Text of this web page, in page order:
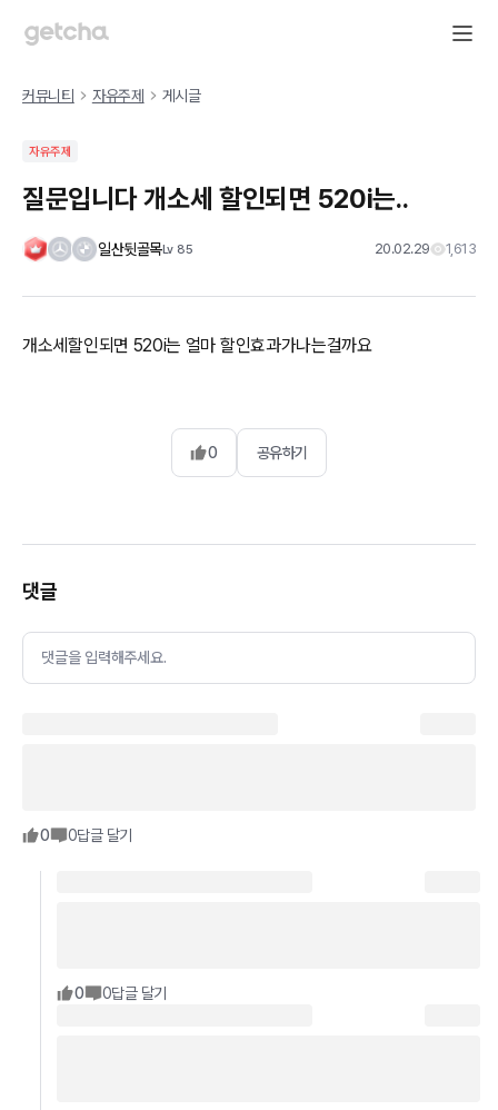
커뮤니티 자유주제 게시글
자유주제
질문입니다 개소세 할인되면 520i는..
일산뒷골목Lv 85 20.02.29 1,613
개소세할인되면 520i는 얼마 할인효과가나는걸까요
0 공유하기
댓글
댓글을 입력해주세요.
0 0답글 달기
0 0답글 달기